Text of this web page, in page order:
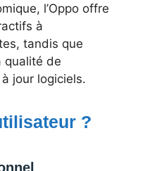
l’Oppo offre
à
tandis que
qualité de
jour logiciels.
?